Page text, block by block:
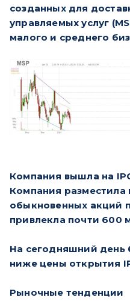
созданных для
управляемых услуг
малого и среднего
Компания вышла на
Компания
обыкновенных акций
привлекла почти 600
На сегодняшний день
ниже цены открытия
Рыночные тенденции